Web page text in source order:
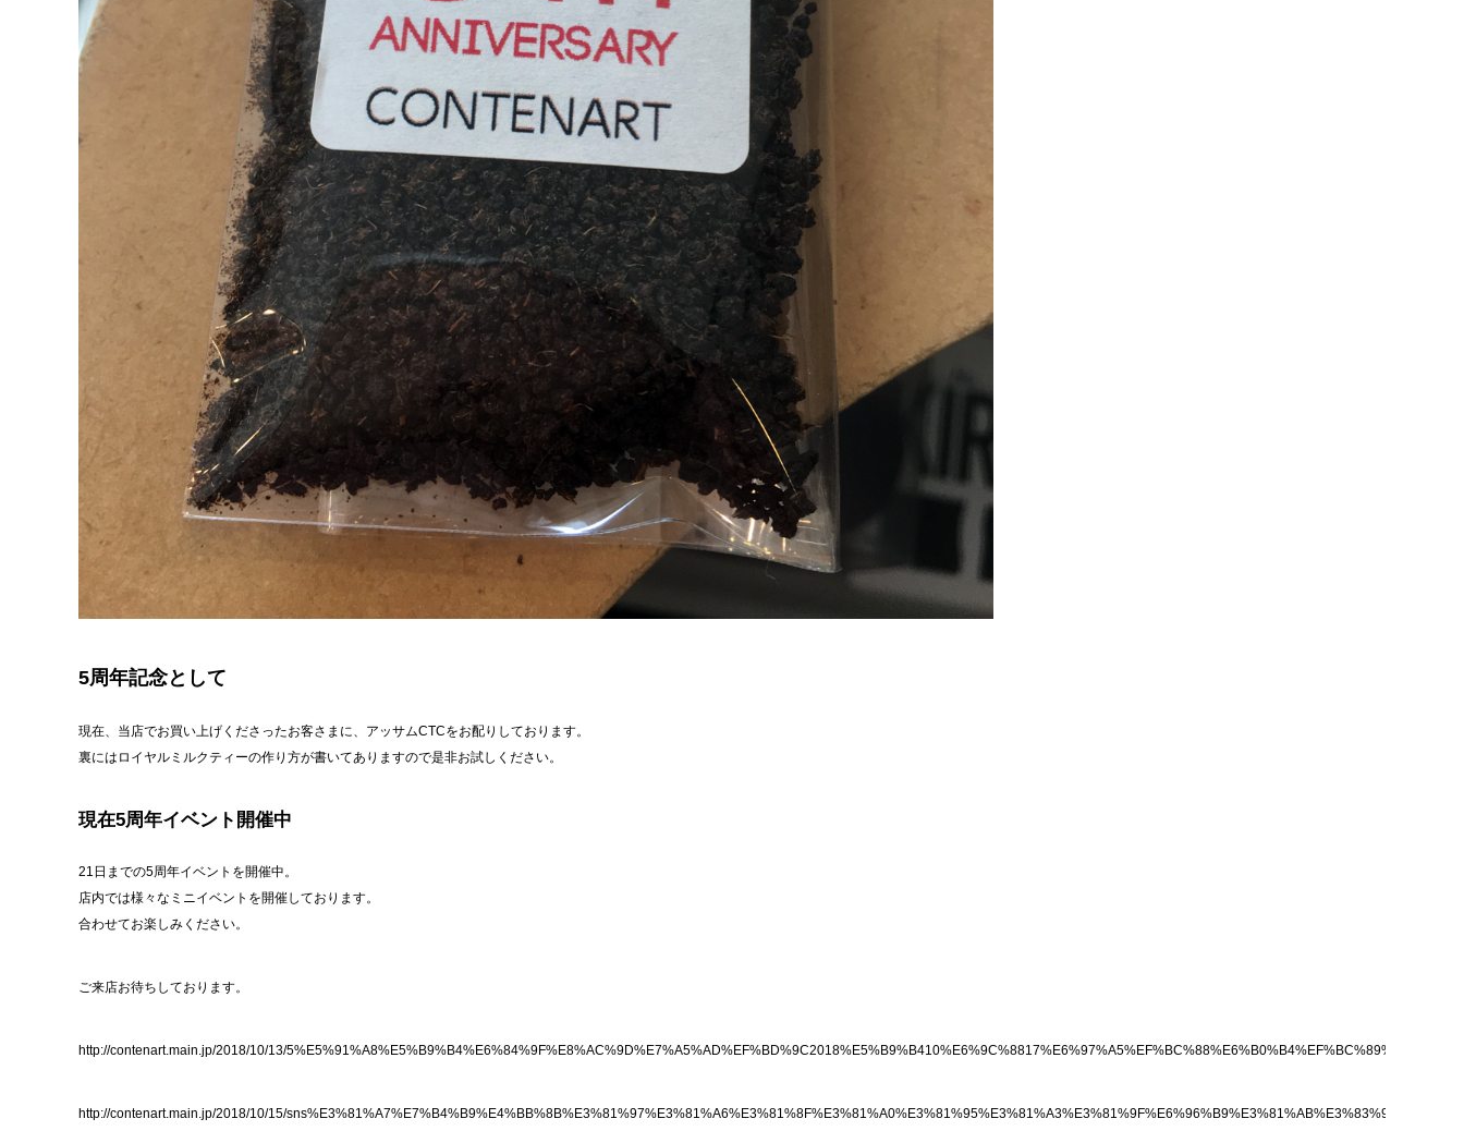
5周年記念として
現在、当店でお買い上げくださったお客さまに、アッサムCTCをお配りしております。
裏にはロイヤルミルクティーの作り方が書いてありますので是非お試しください。
現在5周年イベント開催中
21日までの5周年イベントを開催中。
店内では様々なミニイベントを開催しております。
合わせてお楽しみください。
ご来店お待ちしております。
http://contenart.main.jp/2018/10/13/
http://contenart.main.jp/2018/10/15/